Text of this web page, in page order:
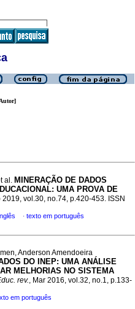
al. MINERAÇÃO DE DADOS
UMA PROVA DE
2019, vol.30, no.74, p.420-453. ISSN
· texto em português
Anderson Amendoeira
DO INEP: UMA ANÁLISE
MELHORIAS NO SISTEMA
rev., Mar 2016, vol.32, no.1, p.133-
em português